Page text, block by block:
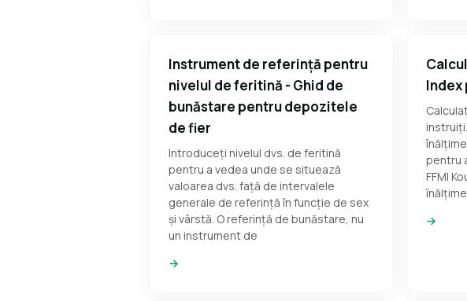
Instrument de referință pentru
nivelul de feritină - Ghid de
bunăstare pentru depozitele
de fier
Introduceți nivelul dvs. de feritină
pentru a vedea unde se situează
valoarea dvs. față de intervalele
generale de referință în funcție de sex
și vârstă. O referință de bunăstare, nu
un instrument de
→
pentru
FFMI
→